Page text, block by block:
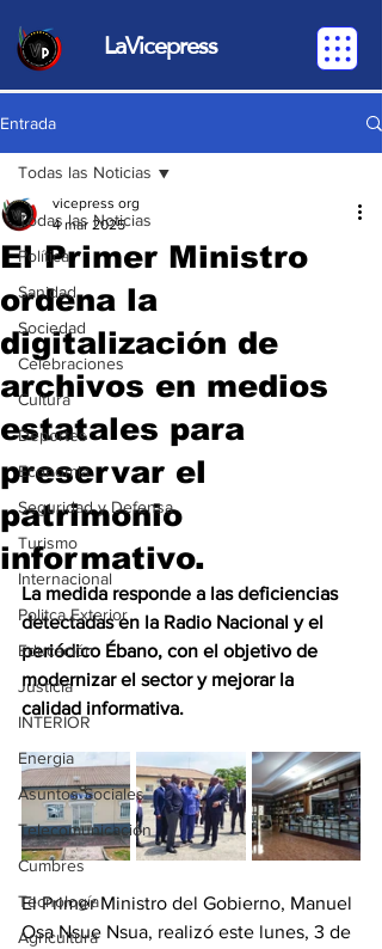
LaVicepress
Entrada
Todas las Noticias
Política
Sanidad
Sociedad
Celebraciones
Cultura
Deportes
Economia
Seguridad y Defensa
Turismo
Internacional
Politca Exterior
Educación
Justicia
INTERIOR
Energia
Asuntos Sociales
Telecomunicación
Cumbres
Tecnología
Agricultura
Todas las Noticias
El Primer Ministro
ordena la
digitalización de
archivos en medios
estatales para
preservar el
patrimonio
informativo.
vicepress org
4 mar 2025
La medida responde a las deficiencias
detectadas en la Radio Nacional y el
periódico Ébano, con el objetivo de
modernizar el sector y mejorar la
calidad informativa.
El Primer Ministro del Gobierno, Manuel
Osa Nsue Nsua, realizó este lunes, 3 de